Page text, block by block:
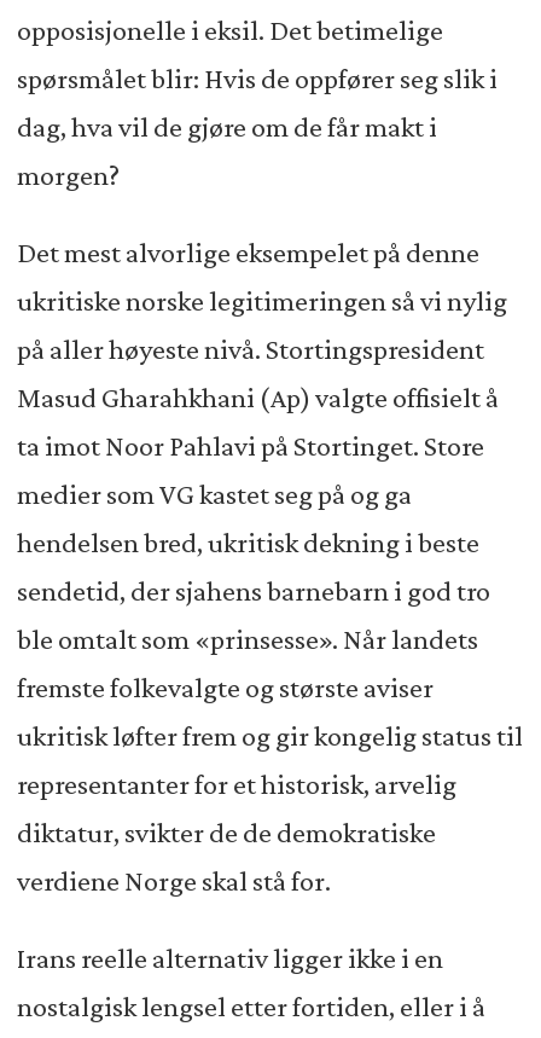
opposisjonelle i eksil. Det betimelige
spørsmålet blir: Hvis de oppfører seg slik i
dag, hva vil de gjøre om de får makt i
morgen?
Det mest alvorlige eksempelet på denne
ukritiske norske legitimeringen så vi nylig
på aller høyeste nivå. Stortingspresident
Masud Gharahkhani (Ap) valgte offisielt å
ta imot Noor Pahlavi på Stortinget. Store
medier som VG kastet seg på og ga
hendelsen bred, ukritisk dekning i beste
sendetid, der sjahens barnebarn i god tro
ble omtalt som «prinsesse». Når landets
fremste folkevalgte og største aviser
ukritisk løfter frem og gir kongelig status til
representanter for et historisk, arvelig
diktatur, svikter de de demokratiske
verdiene Norge skal stå for.
Irans reelle alternativ ligger ikke i en
nostalgisk lengsel etter fortiden, eller i å